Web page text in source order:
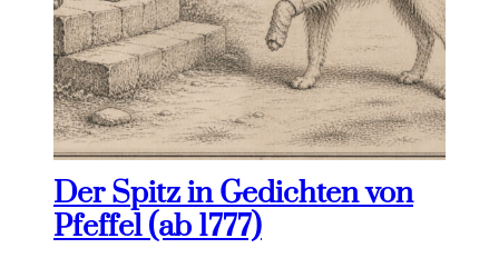
Der Spitz in Gedichten von
Pfeffel (ab 1777)